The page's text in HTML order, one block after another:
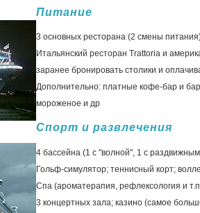
Питание
3 основных ресторана (2 смены
Итальянский ресторан Trattoria и
заранее бронировать столики и
Дополнительно: платные кофе-бар и
мороженое и др
Спорт и развлечения
4 бассейна (1 с "волной", 1 с
Гольф-симулятор; теннисный корт;
Спа (ароматерапия, рефлексология и
3 концертных зала; казино (самое